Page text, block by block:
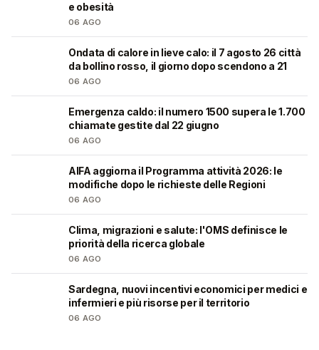
e obesità
06 AGO
Ondata di calore in lieve calo: il 7 agosto 26 città
da bollino rosso, il giorno dopo scendono a 21
06 AGO
Emergenza caldo: il numero 1500 supera le 1.700
chiamate gestite dal 22 giugno
06 AGO
AIFA aggiorna il Programma attività 2026: le
modifiche dopo le richieste delle Regioni
06 AGO
Clima, migrazioni e salute: l'OMS definisce le
priorità della ricerca globale
06 AGO
Sardegna, nuovi incentivi economici per medici e
infermieri e più risorse per il territorio
06 AGO